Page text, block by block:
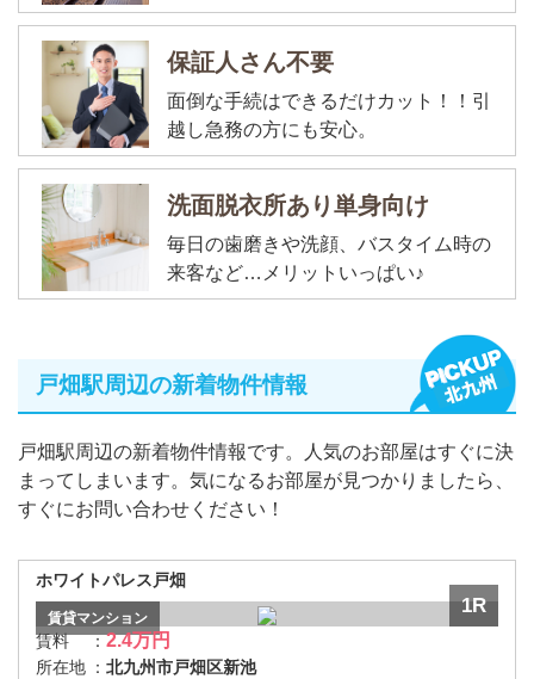
保証人さん不要
面倒な手続はできるだけカット！！引
越し急務の方にも安心。
洗面脱衣所あり単身向け
毎日の歯磨きや洗顔、バスタイム時の
来客など…メリットいっぱい♪
戸畑駅周辺の新着物件情報
戸畑駅周辺の新着物件情報です。人気のお部屋はすぐに決
まってしまいます。気になるお部屋が見つかりましたら、
すぐにお問い合わせください！
ホワイトパレス戸畑
1R
賃貸マンション
賃料 ：2.4万円
所在地 ： 北九州市戸畑区新池